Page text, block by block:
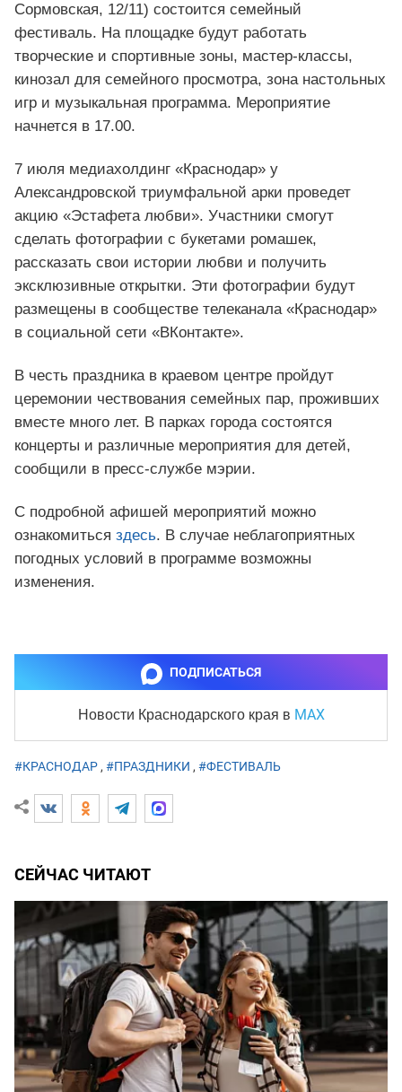
Сормовская, 12/11) состоится семейный
фестиваль. На площадке будут работать
творческие и спортивные зоны, мастер-классы,
кинозал для семейного просмотра, зона настольных
игр и музыкальная программа. Мероприятие
начнется в 17.00.
7 июля медиахолдинг «Краснодар» у
Александровской триумфальной арки проведет
акцию «Эстафета любви». Участники смогут
сделать фотографии с букетами ромашек,
рассказать свои истории любви и получить
эксклюзивные открытки. Эти фотографии будут
размещены в сообществе телеканала «Краснодар»
в социальной сети «ВКонтакте».
В честь праздника в краевом центре пройдут
церемонии чествования семейных пар, проживших
вместе много лет. В парках города состоятся
концерты и различные мероприятия для детей,
сообщили в пресс-службе мэрии.
С подробной афишей мероприятий можно
ознакомиться здесь. В случае неблагоприятных
погодных условий в программе возможны
изменения.
ПОДПИСАТЬСЯ
Новости Краснодарского края в MAX
#КРАСНОДАР, #ПРАЗДНИКИ , #ФЕСТИВАЛЬ
СЕЙЧАС ЧИТАЮТ